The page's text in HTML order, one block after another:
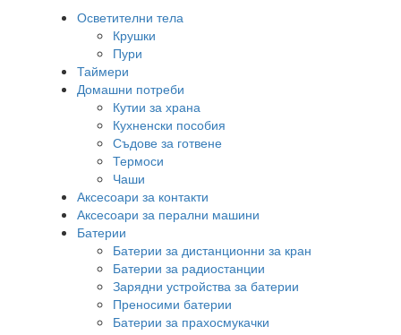
Осветителни тела
Крушки
Пури
Таймери
Домашни потреби
Кутии за храна
Кухненски пособия
Съдове за готвене
Термоси
Чаши
Аксесоари за контакти
Аксесоари за перални машини
Батерии
Батерии за дистанционни за кран
Батерии за радиостанции
Зарядни устройства за батерии
Преносими батерии
Батерии за прахосмукачки